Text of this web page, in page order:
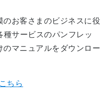
のお客さまのビジネスに役
サービスのパンフレッ
のマニュアルをダウンロー
ちら